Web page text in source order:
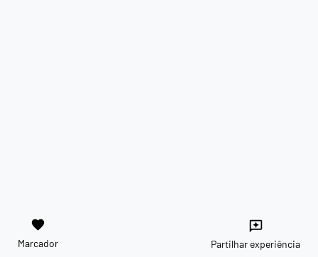
favorite
Marcador
reviews
Partilhar experiência